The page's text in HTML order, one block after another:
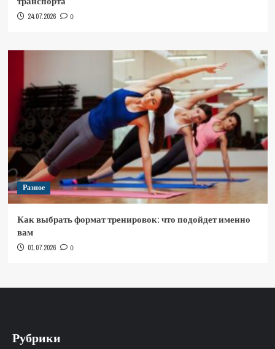
24.07.2026 0
Разное
Как выбрать формат тренировок: что подойдет именно
вам
01.07.2026 0
Рубрики